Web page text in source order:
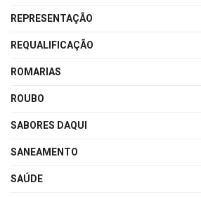
REPRESENTAÇÃO
REQUALIFICAÇÃO
ROMARIAS
ROUBO
SABORES DAQUI
SANEAMENTO
SAÚDE